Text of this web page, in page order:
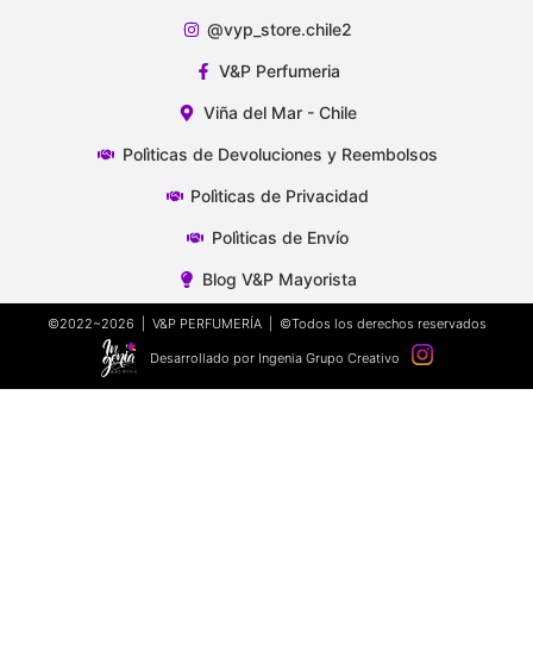
@vyp_store.chile2
V&P Perfumeria
Viña del Mar - Chile
Polìticas de Devoluciones y Reembolsos
Polìticas de Privacidad
Polìticas de Envío
Blog V&P Mayorista
©2022~2026 | V&P PERFUMERÍA | ©Todos los derechos reservados
Desarrollado por Ingenia Grupo Creativo